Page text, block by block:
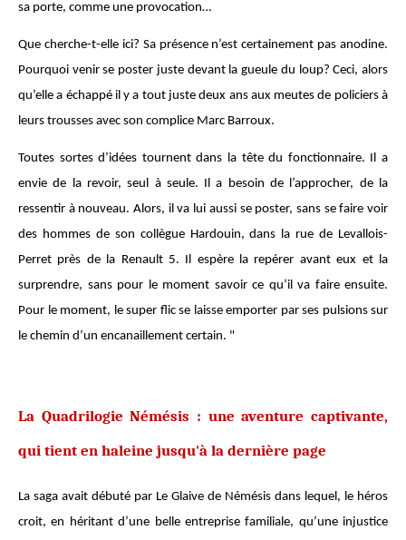
sa porte, comme une provocation…
Que cherche-t-elle ici? Sa présence n’est certainement pas anodine.
Pourquoi venir se poster juste devant la gueule du loup? Ceci, alors
qu’elle a échappé il y a tout juste deux ans aux meutes de policiers à
leurs trousses avec son complice Marc Barroux.
Toutes sortes d’idées tournent dans la tête du fonctionnaire. Il a
envie de la revoir, seul à seule. Il a besoin de l’approcher, de la
ressentir à nouveau. Alors, il va lui aussi se poster, sans se faire voir
des hommes de son collègue Hardouin, dans la rue de Levallois-
Perret près de la Renault 5. Il espère la repérer avant eux et la
surprendre, sans pour le moment savoir ce qu’il va faire ensuite.
Pour le moment, le super flic se laisse emporter par ses pulsions sur
le chemin d’un encanaillement certain. "
La Quadrilogie Némésis : une aventure captivante,
qui tient en haleine jusqu'à la dernière page
La saga avait débuté par Le Glaive de Némésis dans lequel, le héros
croit, en héritant d’une belle entreprise familiale, qu’une injustice